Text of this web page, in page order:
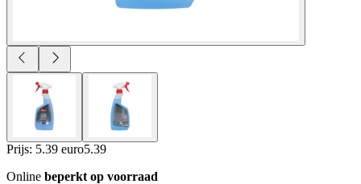
Prijs: 5.39 euro5.39
Online beperkt op voorraad